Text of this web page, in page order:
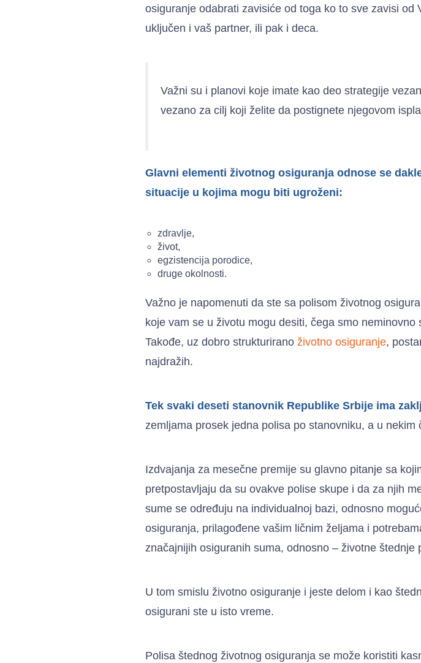
osiguranje odabrati zavisiće od toga ko to sve zavisi
uključen i vaš partner, ili pak i deca.
Važni su i planovi koje imate kao deo strategije
vezano za cilj koji želite da postignete njegovom
Glavni elementi životnog osiguranja odnose se
situacije u kojima mogu biti ugroženi:
zdravlje,
život,
egzistencija porodice,
druge okolnosti.
Važno je napomenuti da ste sa polisom životnog
koje vam se u životu mogu desiti, čega smo
Takođe, uz dobro strukturiranoživotno osiguranje,
najdražih.
Tek svaki deseti stanovnik Republike Srbije ima
zemljama prosek jedna polisa po stanovniku, a u
Izdvajanja za mesečne premije su glavno pitanje sa
pretpostavljaju da su ovakve polise skupe i da za njih
sume se određuju na individualnoj bazi, odnosno
osiguranja, prilagođene vašim ličnim željama i
značajnijih osiguranih suma, odnosno – životne štednje
U tom smislu životno osiguranje i jeste delom i kao
osigurani ste u isto vreme.
Polisa štednog životnog osiguranja se može koristiti